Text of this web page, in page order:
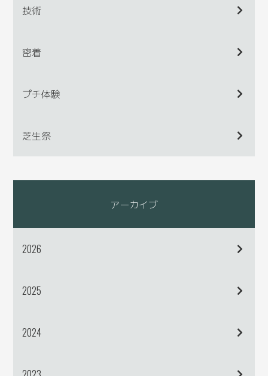
技術
密着
プチ体験
芝生祭
アーカイブ
2026
2025
2024